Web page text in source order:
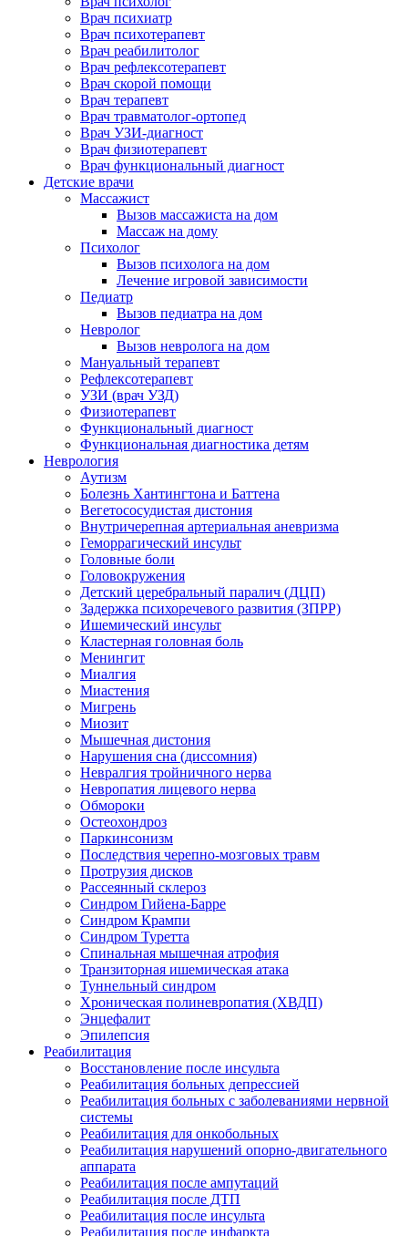
Врач психиатр
Врач психотерапевт
Врач реабилитолог
Врач рефлексотерапевт
Врач скорой помощи
Врач терапевт
Врач травматолог-ортопед
Врач УЗИ-диагност
Врач физиотерапевт
Врач функциональный диагност
Детские врачи
Массажист
Вызов массажиста на дом
Массаж на дому
Психолог
Вызов психолога на дом
Лечение игровой зависимости
Педиатр
Вызов педиатра на дом
Невролог
Вызов невролога на дом
Мануальный терапевт
Рефлексотерапевт
УЗИ (врач УЗД)
Физиотерапевт
Функциональный диагност
Функциональная диагностика детям
Неврология
Аутизм
Болезнь Хантингтона и Баттена
Вегетососудистая дистония
Внутричерепная артериальная аневризма
Геморрагический инсульт
Головные боли
Головокружения
Детский церебральный паралич (ДЦП)
Задержка психоречевого развития (ЗПРР)
Ишемический инсульт
Кластерная головная боль
Менингит
Миалгия
Миастения
Мигрень
Миозит
Мышечная дистония
Нарушения сна (диссомния)
Невралгия тройничного нерва
Невропатия лицевого нерва
Обмороки
Остеохондроз
Паркинсонизм
Последствия черепно-мозговых травм
Протрузия дисков
Рассеянный склероз
Синдром Гийена-Барре
Синдром Крампи
Синдром Туретта
Спинальная мышечная атрофия
Транзиторная ишемическая атака
Туннельный синдром
Хроническая полиневропатия (ХВДП)
Энцефалит
Эпилепсия
Реабилитация
Восстановление после инсульта
Реабилитация больных депрессией
Реабилитация больных с заболеваниями нервной
системы
Реабилитация для онкобольных
Реабилитация нарушений опорно-двигательного
аппарата
Реабилитация после ампутаций
Реабилитация после ДТП
Реабилитация после инсульта
Реабилитация после инфаркта